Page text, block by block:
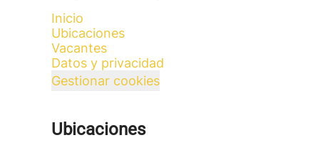
Inicio
Ubicaciones
Vacantes
Datos y privacidad
Gestionar cookies
Ubicaciones